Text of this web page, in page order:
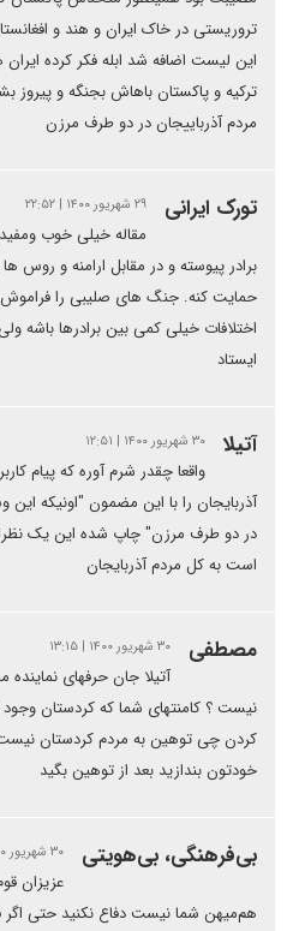
تروریستی در خاک ایران و هند و
این لیست اضافه شد ابله فکر کرده
ترکیه و پاکستان باهاش بجنگه و پیروز
مردم آذرباییجان در دو طرف مرزن
تورک ایرانی ۲۹ شهریور ۱۴۰۰ | ۲۲:۵۲
برادر پیوسته و در مقابل ارامنه و روس
حمایت کنه. جنگ های صلیبی را
اختلافات خیلی کمی بین برادرها باشه
ایستاد
آتیلا ۳۰ شهریور ۱۴۰۰ | ۱۲:۵۱
واقعا چقدر شرم آوره که پیام
آذربایجان را با این مضمون "اونیکه
در دو طرف مرزن" چاپ شده این یک
است به کل مردم آذربایجان
مصطفی ۳۰ شهریور ۱۴۰۰ | ۱۳:۱۵
آتیلا جان حرفهای
نیست ؟ کامنتهای شما که کردستان
کردن چی توهین به مردم کردستان
خودتون بندازید بعد از توهین بگید
بی‌فرهنگی، بی‌هویتی ۳۰ شهریور ۱۴۰۰ | ۱۸:۳۴
عزیزان
هم‌میهن شما نیست دفاع نکنید حتی